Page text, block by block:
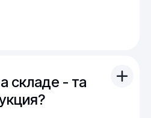
свой чертеж/проект
техническим заданием.
для вас как мелкую
точеные отводы,
изделия
складе - та